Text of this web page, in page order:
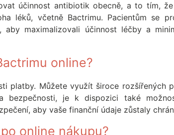
účinnost antibiotik obecně, a to tím,
léků, včetně Bactrimu. Pacientům se
maximalizovali účinnost léčby a
online?
platby. Můžete využít široce rozšířených
bezpečnosti, je k dispozici také
aby vaše finanční údaje zůstaly
online nákupu?